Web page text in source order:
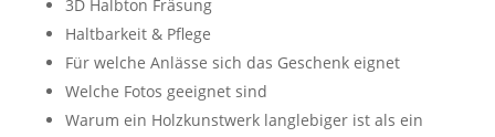
3D Halbton Fräsung
Haltbarkeit & Pflege
Für welche Anlässe sich das Geschenk eignet
Welche Fotos geeignet sind
Warum ein Holzkunstwerk langlebiger ist als ein